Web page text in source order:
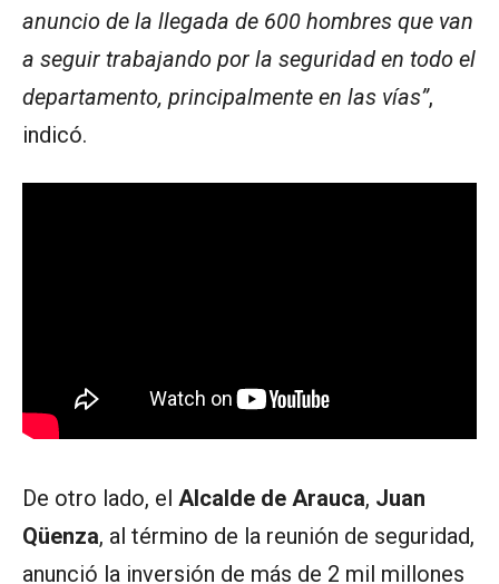
anuncio de la llegada de 600 hombres que van
a seguir trabajando por la seguridad en todo el
departamento, principalmente en las vías”,
indicó.
De otro lado, el Alcalde de Arauca, Juan
Qüenza, al término de la reunión de seguridad,
anunció la inversión de más de 2 mil millones